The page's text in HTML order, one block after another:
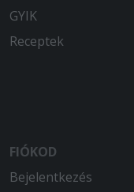
GYIK
Receptek
FIÓKOD
Bejelentkezés